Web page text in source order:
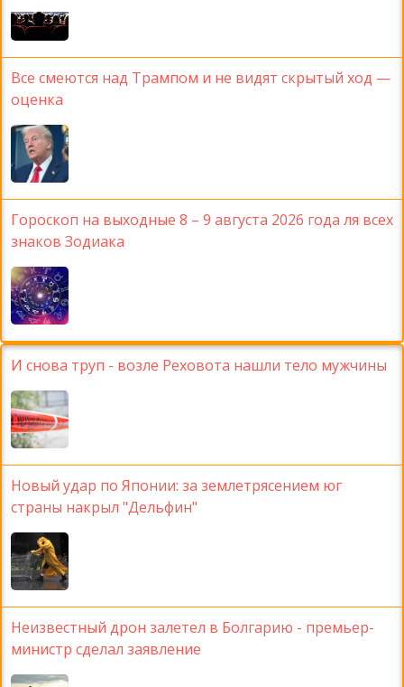
Все смеются над Трампом и не видят скрытый ход —
оценка
Гороскоп на выходные 8 – 9 августа 2026 года ля всех
знаков Зодиака
И снова труп - возле Реховота нашли тело мужчины
Новый удар по Японии: за землетрясением юг
страны накрыл "Дельфин"
Неизвестный дрон залетел в Болгарию - премьер-
министр сделал заявление